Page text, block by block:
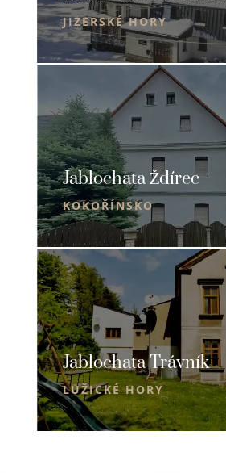
JIZERSKÉ HORY
Jablochata Ždírec
KOKOŘÍNSKO
Jablochata Trávník
LUŽICKÉ HORY